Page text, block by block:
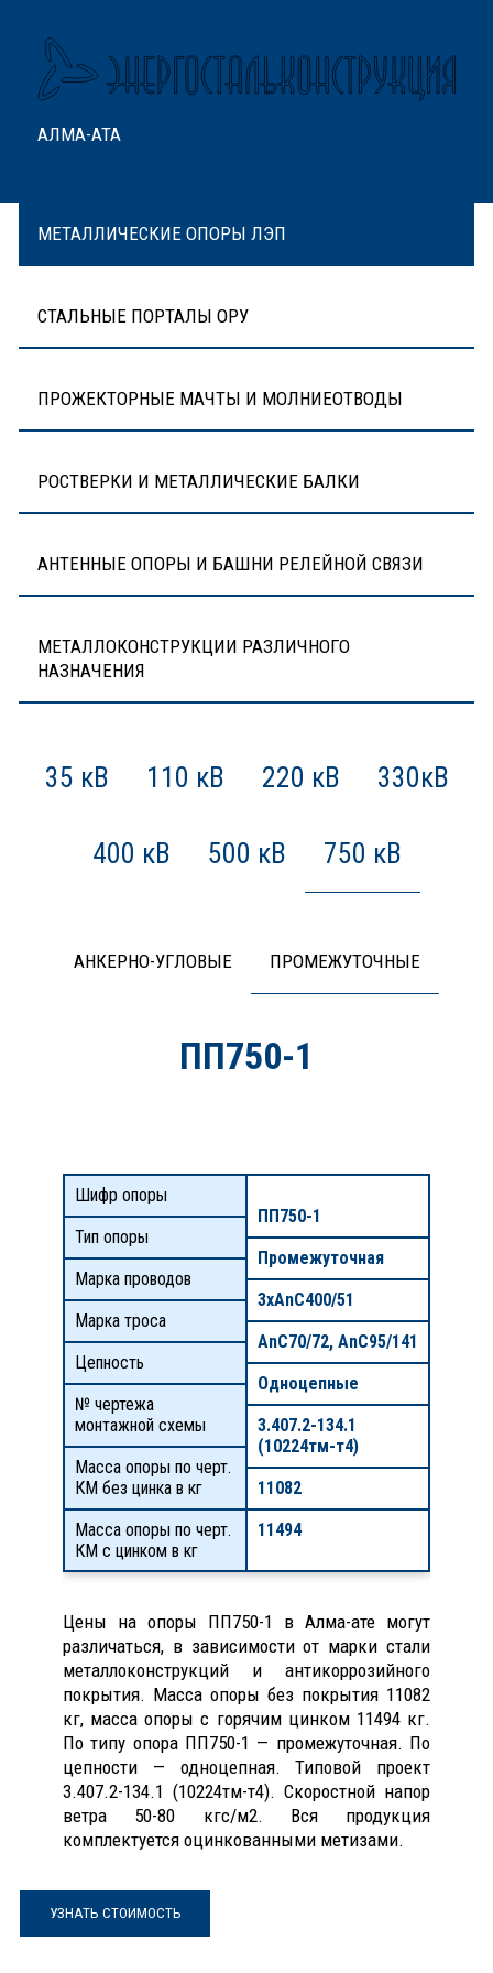
АЛМА-АТА
МЕТАЛЛИЧЕСКИЕ ОПОРЫ ЛЭП
СТАЛЬНЫЕ ПОРТАЛЫ ОРУ
ПРОЖЕКТОРНЫЕ МАЧТЫ И МОЛНИЕОТВОДЫ
РОСТВЕРКИ И МЕТАЛЛИЧЕСКИЕ БАЛКИ
АНТЕННЫЕ ОПОРЫ И БАШНИ РЕЛЕЙНОЙ СВЯЗИ
МЕТАЛЛОКОНСТРУКЦИИ РАЗЛИЧНОГО
НАЗНАЧЕНИЯ
35 кВ 110 кВ 220 кВ 330кВ
400 кВ 500 кВ 750 кВ
АНКЕРНО-УГЛОВЫЕ ПРОМЕЖУТОЧНЫЕ
ПП750-1
Шифр опоры
Тип опоры
Марка проводов
Марка троса
Цепность
№ чертежа
монтажной схемы
Масса опоры по черт.
КМ без цинка в кг
Масса опоры по черт.
КМ с цинком в кг
ПП750-1
Промежуточная
3хАnС400/51
AnC70/72, AnC95/141
Одноцепные
3.407.2-134.1
(10224тм-т4)
11082
11494
Цены на опоры ПП750-1 в Алма-ате могут
различаться, в зависимости от марки стали
металлоконструкций и антикоррозийного
покрытия. Масса опоры без покрытия 11082
кг, масса опоры с горячим цинком 11494 кг.
По типу опора ПП750-1 — промежуточная. По
цепности — одноцепная. Типовой проект
3.407.2-134.1 (10224тм-т4). Скоростной напор
ветра 50-80 кгс/м2. Вся продукция
комплектуется оцинкованными метизами.
УЗНАТЬ СТОИМОСТЬ